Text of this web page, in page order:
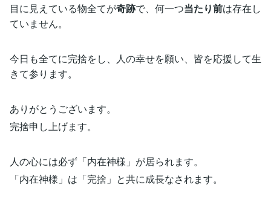
目に見えている物全てが奇跡で、何一つ当たり前は存在し
ていません。
今日も全てに完捨をし、人の幸せを願い、皆を応援して生
きて参ります。
ありがとうございます。
完捨申し上げます。
人の心には必ず「内在神様」が居られます。
「内在神様」は「完捨」と共に成長なされます。